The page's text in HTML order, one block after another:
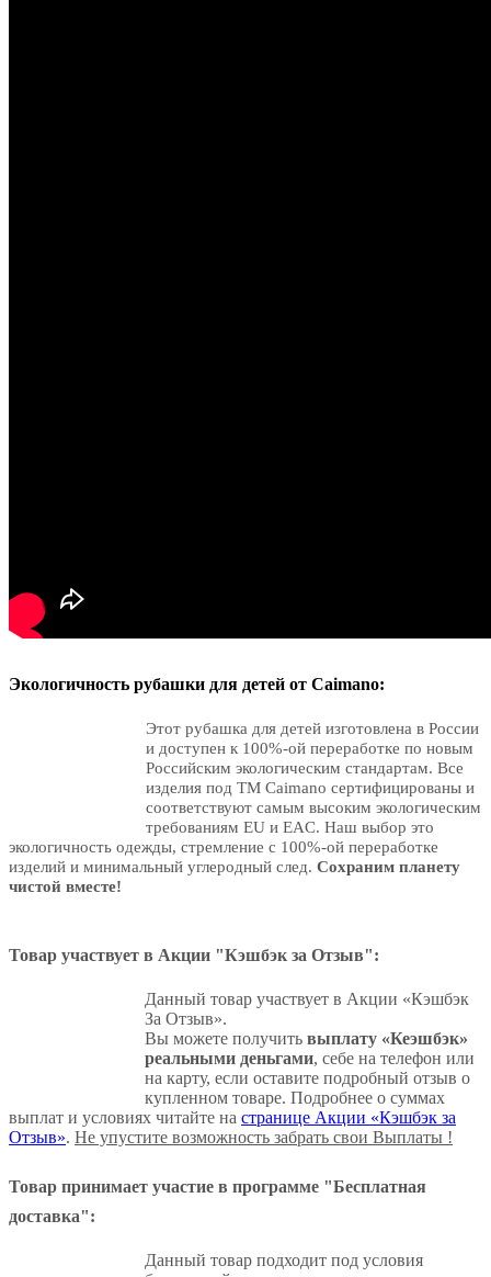
Экологичность рубашки для детей от Caimano:
Этот рубашка для детей изготовлена в России
и доступен к 100%-ой переработке по новым
Российским экологическим стандартам. Все
изделия под ТМ Caimano сертифицированы и
соответствуют самым высоким экологическим
требованиям EU и EAC. Наш выбор это
экологичность одежды, стремление с 100%-ой переработке
изделий и минимальный углеродный след. Сохраним планету
чистой вместе!
Товар участвует в Акции "Кэшбэк за Отзыв":
Данный товар участвует в Акции «Кэшбэк
За Отзыв».
Вы можете получить выплату «Кеэшбэк»
реальными деньгами, себе на телефон или
на карту, если оставите подробный отзыв о
купленном товаре. Подробнее о суммах
выплат и условиях читайте на странице Акции «Кэшбэк за
Отзыв». Не упустите возможность забрать свои Выплаты !
Товар принимает участие в программе "Бесплатная
доставка":
Данный товар подходит под условия